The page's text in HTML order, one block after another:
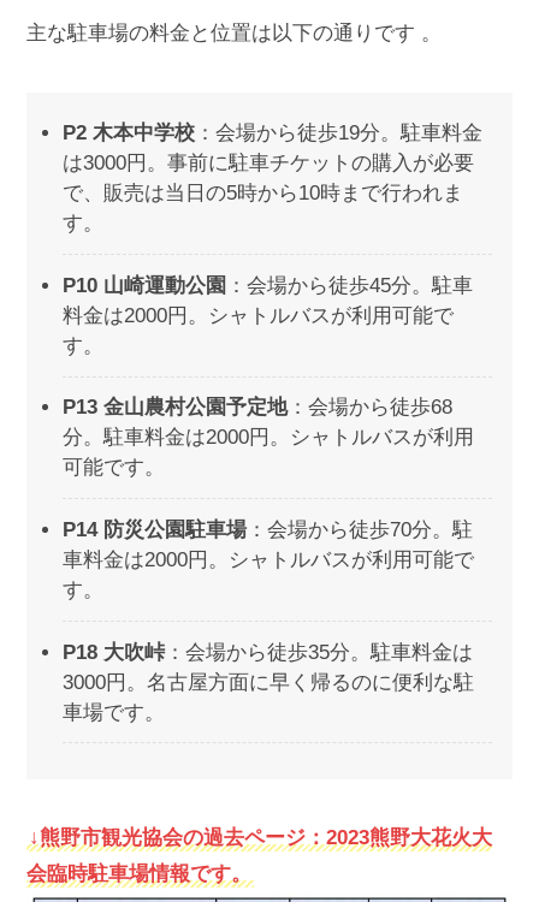
主な駐車場の料金と位置は以下の通りです​​ 。
P2 木本中学校 ：会場から徒歩19分。駐車料金
は3000円。事前に駐車チケットの購入が必要
で、販売は当日の5時から10時まで行われま
す。
P10 山崎運動公園 ：会場から徒歩45分。駐車
料金は2000円。シャトルバスが利用可能で
す。
P13 金山農村公園予定地：会場から徒歩68
分。駐車料金は2000円。シャトルバスが利用
可能です。
P14 防災公園駐車場 ：会場から徒歩70分。駐
車料金は2000円。シャトルバスが利用可能で
す。
P18 大吹峠：会場から徒歩35分。駐車料金は
3000円。名古屋方面に早く帰るのに便利な駐
車場です。
↓熊野市観光協会の過去ページ：2023熊野大花火大
会臨時駐車場情報です。